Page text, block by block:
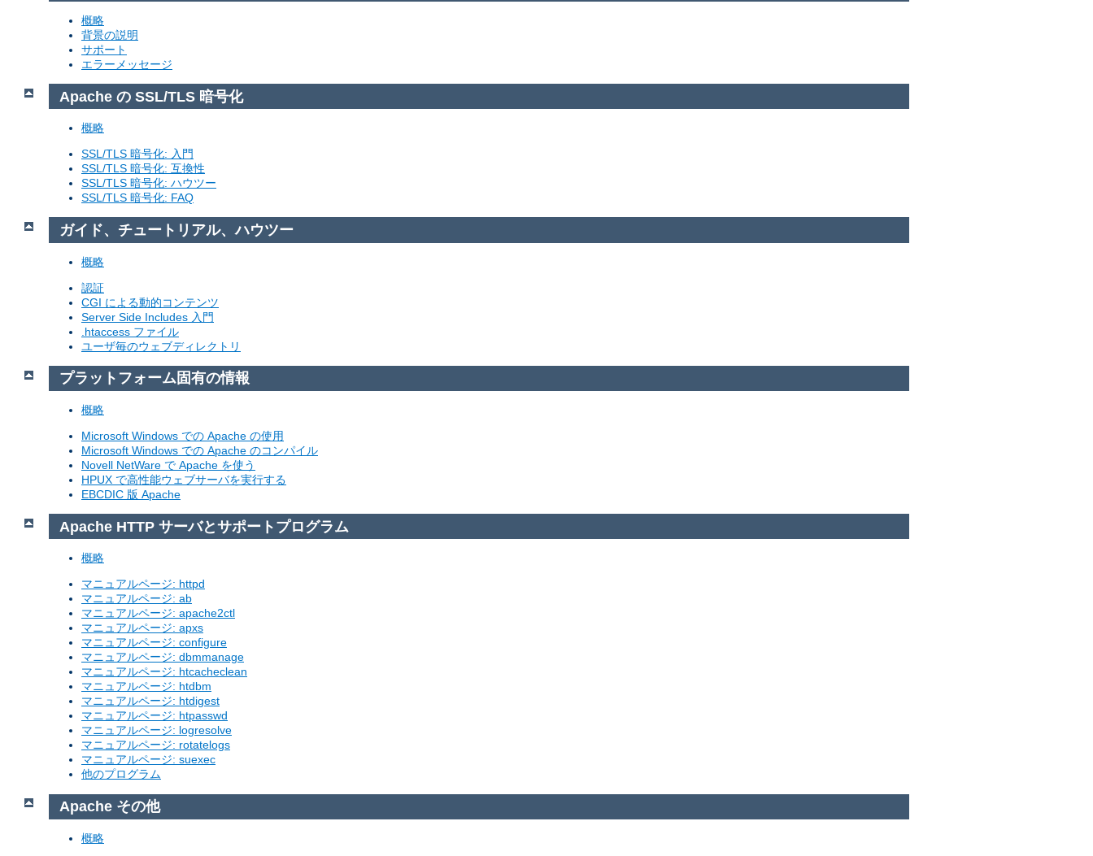
概略
背景の説明
サポート
エラーメッセージ
Apache の SSL/TLS 暗号化
概略
SSL/TLS 暗号化: 入門
SSL/TLS 暗号化: 互換性
SSL/TLS 暗号化: ハウツー
SSL/TLS 暗号化: FAQ
ガイド、チュートリアル、ハウツー
概略
認証
CGI による動的コンテンツ
Server Side Includes 入門
.htaccess ファイル
ユーザ毎のウェブディレクトリ
プラットフォーム固有の情報
概略
Microsoft Windows での Apache の使用
Microsoft Windows での Apache のコンパイル
Novell NetWare で Apache を使う
HPUX で高性能ウェブサーバを実行する
EBCDIC 版 Apache
Apache HTTP サーバとサポートプログラム
概略
マニュアルページ: httpd
マニュアルページ: ab
マニュアルページ: apache2ctl
マニュアルページ: apxs
マニュアルページ: configure
マニュアルページ: dbmmanage
マニュアルページ: htcacheclean
マニュアルページ: htdbm
マニュアルページ: htdigest
マニュアルページ: htpasswd
マニュアルページ: logresolve
マニュアルページ: rotatelogs
マニュアルページ: suexec
他のプログラム
Apache その他
概略